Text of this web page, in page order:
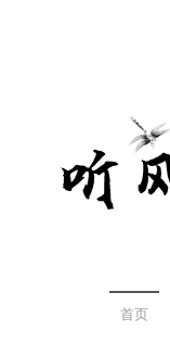
首页